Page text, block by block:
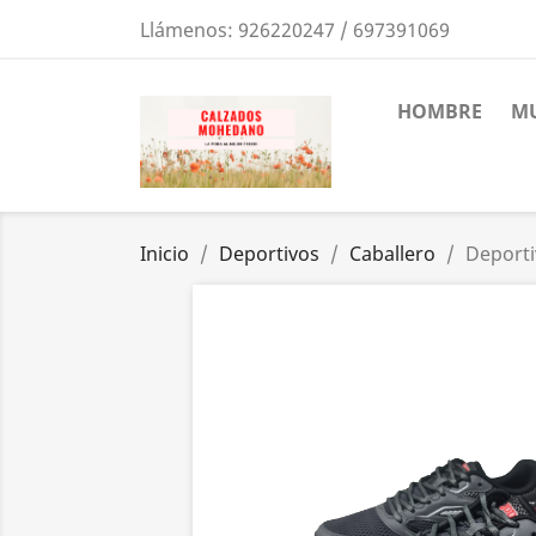
Llámenos: 926220247 / 697391069
HOMBRE
Inicio Deportivos Caballero